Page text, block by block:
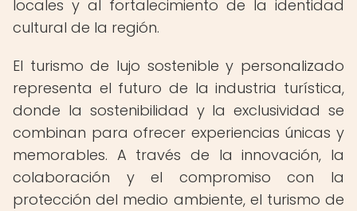
locales y al fortalecimiento de la identidad
cultural de la región.
El turismo de lujo sostenible y personalizado
representa el futuro de la industria turística,
donde la sostenibilidad y la exclusividad se
combinan para ofrecer experiencias únicas y
memorables. A través de la innovación, la
colaboración y el compromiso con la
protección del medio ambiente, el turismo de